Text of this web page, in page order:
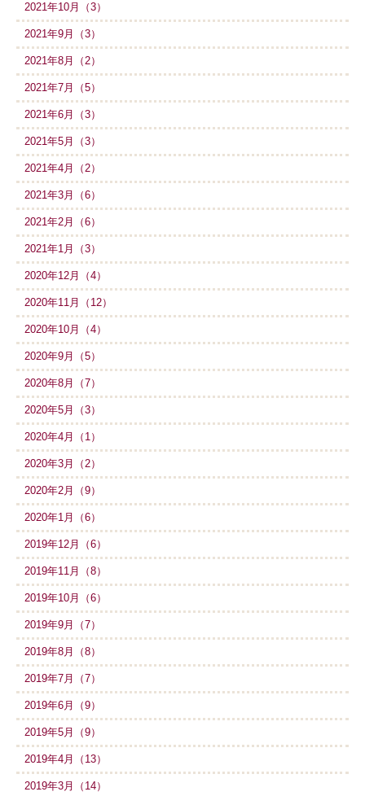
2021年10月（3）
2021年9月（3）
2021年8月（2）
2021年7月（5）
2021年6月（3）
2021年5月（3）
2021年4月（2）
2021年3月（6）
2021年2月（6）
2021年1月（3）
2020年12月（4）
2020年11月（12）
2020年10月（4）
2020年9月（5）
2020年8月（7）
2020年5月（3）
2020年4月（1）
2020年3月（2）
2020年2月（9）
2020年1月（6）
2019年12月（6）
2019年11月（8）
2019年10月（6）
2019年9月（7）
2019年8月（8）
2019年7月（7）
2019年6月（9）
2019年5月（9）
2019年4月（13）
2019年3月（14）